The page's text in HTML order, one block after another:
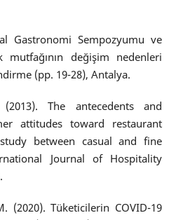
Gastronomi Sempozyumu ve
mutfağının değişim nedenleri
(pp. 19-28), Antalya.
The antecedents and
attitudes toward restaurant
between casual and fine
Journal of Hospitality
(2020). Tüketicilerin COVID-19